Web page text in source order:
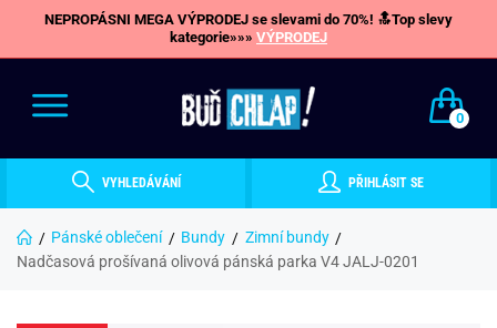
NEPROPÁSNI MEGA VÝPRODEJ se slevami do 70%! 🔝Top slevy
kategorie»»» VÝPRODEJ
0
VYHLEDÁVÁNÍ PŘIHLÁSIT SE
Pánské oblečení Bundy
Zimní bundy
Nadčasová prošívaná olivová pánská parka V4 JALJ-0201